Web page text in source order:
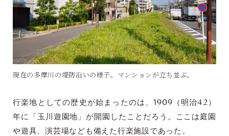
現在の多摩川の堤防沿いの様子。マンションが立ち並ぶ。
行楽地としての歴史が始まったのは、1909（明治42）
年に「玉川遊園地」が開園したことだろう。ここは庭園
や遊具、演芸場なども備えた行楽施設であった。